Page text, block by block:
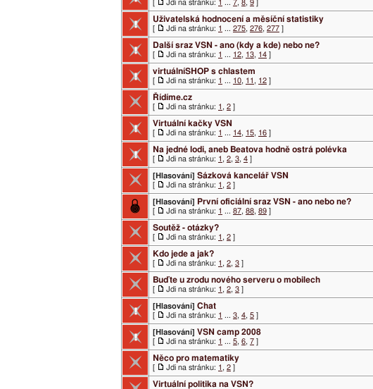
[ Jdi na stránku: 1 ... 7, 8, 9 ]
Uživatelská hodnocení a měsíční statistiky
[ Jdi na stránku: 1 ... 275, 276, 277 ]
Další sraz VSN - ano (kdy a kde) nebo ne?
[ Jdi na stránku: 1 ... 12, 13, 14 ]
virtuálníSHOP s chlastem
[ Jdi na stránku: 1 ... 10, 11 , 12 ]
Řídíme.cz
[ Jdi na stránku: 1 , 2 ]
Virtuální kačky VSN
[ Jdi na stránku: 1 ... 14, 15, 16 ]
Na jedné lodi, aneb Beatova hodně ostrá polévka
[ Jdi na stránku: 1 , 2, 3, 4 ]
[Hlasování] Sázková kancelář VSN
[ Jdi na stránku: 1 , 2 ]
[Hlasování] První oficiální sraz VSN - ano nebo ne?
[ Jdi na stránku: 1 ... 87, 88, 89 ]
Soutěž - otázky?
[ Jdi na stránku: 1 , 2 ]
Kdo jede a jak?
[ Jdi na stránku: 1 , 2, 3 ]
Buďte u zrodu nového serveru o mobilech
[ Jdi na stránku: 1 , 2, 3 ]
[Hlasování] Chat
[ Jdi na stránku: 1 ... 3, 4, 5 ]
[Hlasování] VSN camp 2008
[ Jdi na stránku: 1 ... 5, 6, 7 ]
Něco pro matematiky
[ Jdi na stránku: 1 , 2 ]
Virtuální politika na VSN?